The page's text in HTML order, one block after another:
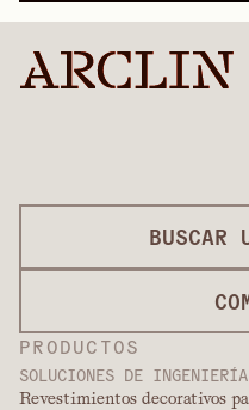
PRODUCTOS
SOLUCIONES DE
Revestimientos decorativos
BUSCAR